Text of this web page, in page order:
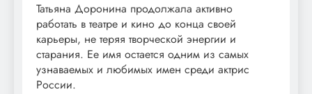
Татьяна Доронина продолжала активно
работать в театре и кино до конца своей
карьеры, не теряя творческой энергии и
старания. Ее имя остается одним из самых
узнаваемых и любимых имен среди актрис
России.